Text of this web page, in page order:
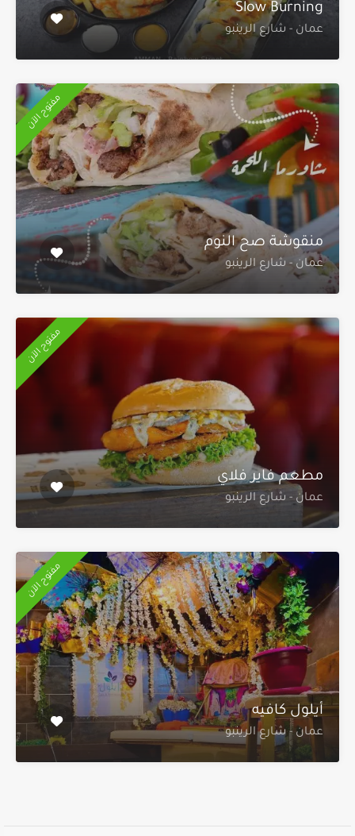
Slow Burning
عمان - شارع الرينبو
مفتوح الآن
منقوشة صح النوم
عمان - شارع الرينبو
مفتوح الآن
مطعم فاير فلاي
عمان - شارع الرينبو
مفتوح الآن
أيلول كافيه
عمان - شارع الرينبو